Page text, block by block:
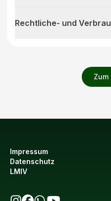
Zum
Rechtliche- und
Impressum
Datenschutz
LMIV